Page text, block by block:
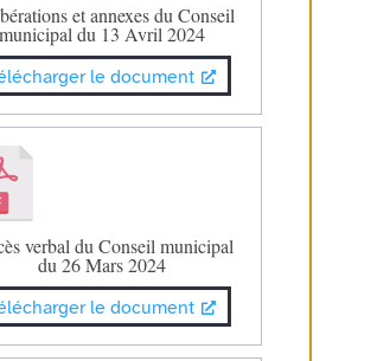
et annexes du Conseil
municipal du 13 Avril 2024
le document
verbal du Conseil municipal
du 26 Mars 2024
le document